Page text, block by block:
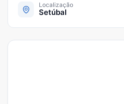
Localização
Setúbal